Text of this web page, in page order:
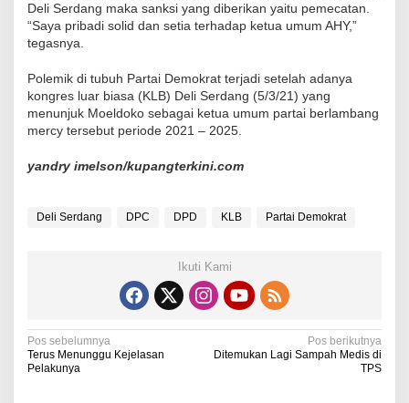
Deli Serdang maka sanksi yang diberikan yaitu pemecatan.
“Saya pribadi solid dan setia terhadap ketua umum AHY,”
tegasnya.
Polemik di tubuh Partai Demokrat terjadi setelah adanya
kongres luar biasa (KLB) Deli Serdang (5/3/21) yang
menunjuk Moeldoko sebagai ketua umum partai berlambang
mercy tersebut periode 2021 – 2025.
yandry imelson/kupangterkini.com
Deli Serdang DPC DPD KLB Partai Demokrat
Ikuti Kami
N
a
Pos sebelumnya
Terus Menunggu Kejelasan
Pelakunya
Pos berikutnya
Ditemukan Lagi Sampah Medis di
TPS